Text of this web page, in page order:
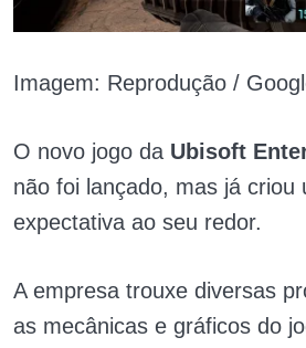
Imagem: Reprodução /
O novo jogo da Ubisoft
não foi lançado, mas já criou
expectativa ao seu redor.
A empresa trouxe diversas
as mecânicas e gráficos do